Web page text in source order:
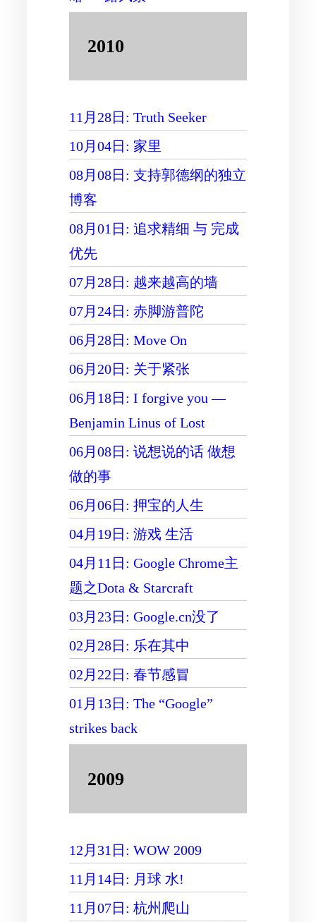
2010
11月28日: Truth Seeker
10月04日: 家里
08月08日: 支持郭德纲的独立
博客
08月01日: 追求精细 与 完成
优先
07月28日: 越来越高的墙
07月24日: 赤脚游普陀
06月28日: Move On
06月20日: 关于紧张
06月18日: I forgive you —
Benjamin Linus of Lost
06月08日: 说想说的话 做想
做的事
06月06日: 押宝的人生
04月19日: 游戏 生活
04月11日: Google Chrome主
题之Dota & Starcraft
03月23日: Google.cn没了
02月28日: 乐在其中
02月22日: 春节感冒
01月13日: The “Google”
strikes back
2009
12月31日: WOW 2009
11月14日: 月球 水!
11月07日: 杭州爬山